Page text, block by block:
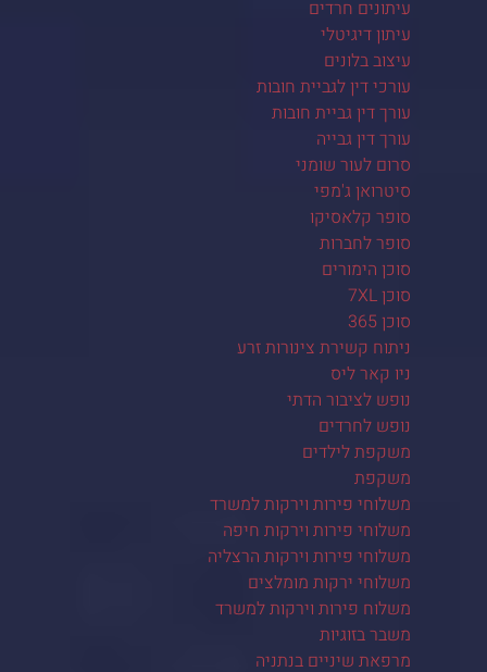
עיתונים חרדים
עיתון דיגיטלי
עיצוב בלונים
עורכי דין לגביית חובות
עורך דין גביית חובות
עורך דין גבייה
סרום לעור שומני
סיטרואן ג'מפי
סופר קלאסיקו
סופר לחברות
סוכן הימורים
סוכן 7XL
סוכן 365
ניתוח קשירת צינורות זרע
ניו קאר ליס
נופש לציבור הדתי
נופש לחרדים
משקפת לילדים
משקפת
משלוחי פירות וירקות למשרד
משלוחי פירות וירקות חיפה
משלוחי פירות וירקות הרצליה
משלוחי ירקות מומלצים
משלוח פירות וירקות למשרד
משבר בזוגיות
מרפאת שיניים בנתניה